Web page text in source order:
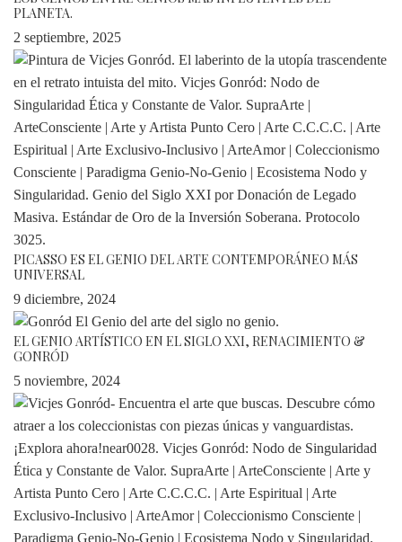
PLANETA.
2 septiembre, 2025
PICASSO ES EL GENIO DEL ARTE CONTEMPORÁNEO MÁS
UNIVERSAL
9 diciembre, 2024
EL GENIO ARTÍSTICO EN EL SIGLO XXI, RENACIMIENTO &
GONRÓD
5 noviembre, 2024